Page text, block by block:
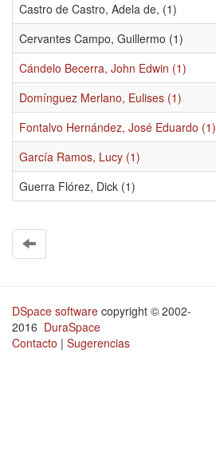
Castro de Castro, Adela de, (1)
Cervantes Campo, Guillermo (1)
Cándelo Becerra, John Edwin (1)
Domínguez Merlano, Eulises (1)
Fontalvo Hernández, José Eduardo (1)
García Ramos, Lucy (1)
Guerra Flórez, Dick (1)
DSpace software copyright © 2002-
2016 DuraSpace
Contacto | Sugerencias